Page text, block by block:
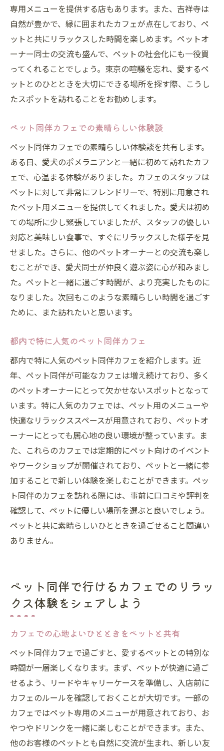
専用メニューを提供する店もあります。また、吉祥寺は
自然が豊かで、緑に囲まれたカフェが点在しており、ペ
ットと共にリラックスした時間を楽しめます。ペットオ
ーナー同士の交流も盛んで、ペットの社会化にも一役買
ってくれることでしょう。東京の喧騒を忘れ、愛するペ
ットとのひとときを大切にできる場所を探す際、こうし
たスポットを訪れることをお勧めします。
ペット同伴カフェでの素晴らしい体験談
ペット同伴カフェでの素晴らしい体験談を共有します。
ある日、愛犬のポメラニアンと一緒に初めて訪れたカフ
ェで、心温まる体験がありました。カフェのスタッフは
ペットに対して非常にフレンドリーで、特別に用意され
たペット用メニューを提供してくれました。愛犬は初め
ての場所に少し緊張していましたが、スタッフの優しい
対応と美味しい食事で、すぐにリラックスした様子を見
せました。さらに、他のペットオーナーとの交流も楽し
むことができ、愛犬同士が仲良く遊ぶ姿に心が和みまし
た。ペットと一緒に過ごす時間が、より充実したものに
なりました。次回もこのような素晴らしい時間を過ごす
ために、また訪れたいと思います。
都内で特に人気のペット同伴カフェ
都内で特に人気のペット同伴カフェを紹介します。近
年、ペット同伴が可能なカフェは増え続けており、多く
のペットオーナーにとって欠かせないスポットとなって
います。特に人気のカフェでは、ペット用のメニューや
快適なリラックススペースが用意されており、ペットオ
ーナーにとっても居心地の良い環境が整っています。ま
た、これらのカフェでは定期的にペット向けのイベント
やワークショップが開催されており、ペットと一緒に参
加することで新しい体験を楽しむことができます。ペッ
ト同伴のカフェを訪れる際には、事前に口コミや評判を
確認して、ペットに優しい場所を選ぶと良いでしょう。
ペットと共に素晴らしいひとときを過ごせること間違い
ありません。
ペット同伴で行けるカフェでのリラッ
クス体験をシェアしよう
カフェでの心地よいひとときをペットと共有
ペット同伴カフェで過ごすと、愛するペットとの特別な
時間が一層楽しくなります。まず、ペットが快適に過ご
せるよう、リードやキャリーケースを準備し、入店前に
カフェのルールを確認しておくことが大切です。一部の
カフェではペット専用のメニューが用意されており、お
やつやドリンクを一緒に楽しむことができます。また、
他のお客様のペットとも自然に交流が生まれ、新しい友